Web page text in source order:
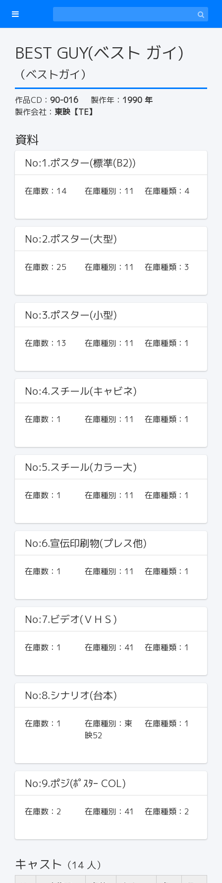
BEST GUY(ベスト ガイ)
（ベストガイ）
作品CD： 90-016 製作年： 1990 年
製作会社： 東映【TE】
資料
No:1.ポスター(標準(B2))
在庫数： 14 在庫種別： 11 在庫種類： 4
No:2.ポスター(大型)
在庫数： 25 在庫種別： 11 在庫種類： 3
No:3.ポスター(小型)
在庫数： 13 在庫種別： 11 在庫種類： 1
No:4.スチール(キャビネ)
在庫数： 1 在庫種別： 11 在庫種類： 1
No:5.スチール(カラー大)
在庫数： 1 在庫種別： 11 在庫種類： 1
No:6.宣伝印刷物(プレス他)
在庫数： 1 在庫種別： 11 在庫種類： 1
No:7.ビデオ(ＶＨＳ)
在庫数： 1 在庫種別： 41 在庫種類： 1
No:8.シナリオ(台本)
在庫数： 1 在庫種別： 東
映52
在庫種類： 1
No:9.ポジ(ﾎﾟｽﾀｰ COL)
在庫数： 2 在庫種別： 41 在庫種類： 2
キャスト （14 人）